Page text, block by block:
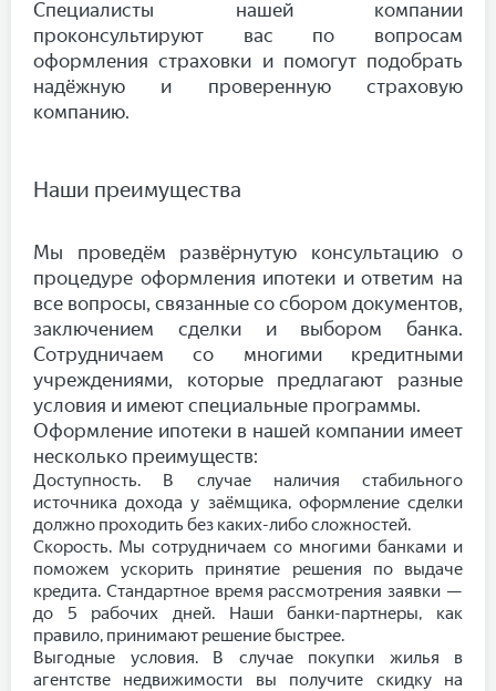
Специалисты нашей компании
проконсультируют вас по вопросам
оформления страховки и помогут подобрать
надёжную и проверенную страховую
компанию.
Наши преимущества
Мы проведём развёрнутую консультацию о
процедуре оформления ипотеки и ответим на
все вопросы, связанные со сбором документов,
заключением сделки и выбором банка.
Сотрудничаем со многими кредитными
учреждениями, которые предлагают разные
условия и имеют специальные программы.
Оформление ипотеки в нашей компании имеет
несколько преимуществ:
Доступность. В случае наличия стабильного
источника дохода у заёмщика, оформление сделки
должно проходить без каких-либо сложностей.
Скорость. Мы сотрудничаем со многими банками и
поможем ускорить принятие решения по выдаче
кредита. Стандартное время рассмотрения заявки —
до 5 рабочих дней. Наши банки-партнеры, как
правило, принимают решение быстрее.
Выгодные условия. В случае покупки жилья в
агентстве недвижимости вы получите скидку на